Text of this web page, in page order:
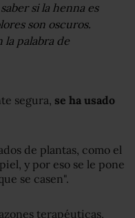
si la henna es
son oscuros.
la palabra de
segura, se ha usado
de plantas, como el
y por eso se le pone
se casen".
terapéuticas,